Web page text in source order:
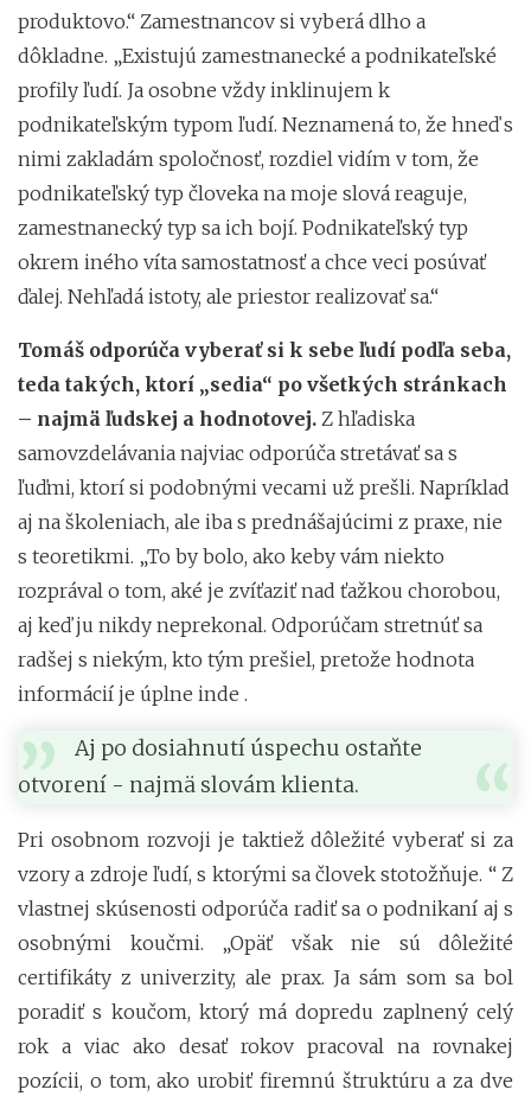
produktovo.“ Zamestnancov si vyberá dlho a
dôkladne. „Existujú zamestnanecké a podnikateľské
profily ľudí. Ja osobne vždy inklinujem k
podnikateľským typom ľudí. Neznamená to, že hneď s
nimi zakladám spoločnosť, rozdiel vidím v tom, že
podnikateľský typ človeka na moje slová reaguje,
zamestnanecký typ sa ich bojí. Podnikateľský typ
okrem iného víta samostatnosť a chce veci posúvať
ďalej. Nehľadá istoty, ale priestor realizovať sa.“
Tomáš odporúča vyberať si k sebe ľudí podľa seba,
teda takých, ktorí „sedia“ po všetkých stránkach
– najmä ľudskej a hodnotovej. Z hľadiska
samovzdelávania najviac odporúča stretávať sa s
ľuďmi, ktorí si podobnými vecami už prešli. Napríklad
aj na školeniach, ale iba s prednášajúcimi z praxe, nie
s teoretikmi. „To by bolo, ako keby vám niekto
rozprával o tom, aké je zvíťaziť nad ťažkou chorobou,
aj keď ju nikdy neprekonal. Odporúčam stretnúť sa
radšej s niekým, kto tým prešiel, pretože hodnota
informácií je úplne inde .
Aj po dosiahnutí úspechu ostaňte
otvorení - najmä slovám klienta.
Pri osobnom rozvoji je taktiež dôležité vyberať si za
vzory a zdroje ľudí, s ktorými sa človek stotožňuje. “ Z
vlastnej skúsenosti odporúča radiť sa o podnikaní aj s
osobnými koučmi. „Opäť však nie sú dôležité
certifikáty z univerzity, ale prax. Ja sám som sa bol
poradiť s koučom, ktorý má dopredu zaplnený celý
rok a viac ako desať rokov pracoval na rovnakej
pozícii, o tom, ako urobiť firemnú štruktúru a za dve